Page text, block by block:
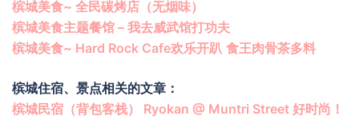
槟城美食~ 全民碳烤店（无烟味）
槟城美食主题餐馆 – 我去威武馆打功夫
槟城美食~ Hard Rock Cafe欢乐开趴 食王肉骨茶多料
槟城住宿、景点相关的文章：
槟城民宿（背包客栈） Ryokan @ Muntri Street 好时尚！